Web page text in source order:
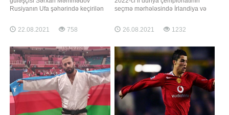
Rusiyanın Ufa şəhərində keçirilən
final görüşünə çıxıb. 130 kq çəki
dərəcəsində mübarizə aparan
üz-üzə gəlib. Rəqibinə 1:3 hesabı
ilə məğlub olan Məmmədov gümüş
medalla kifayətlənib. 5
22.08.2021 758
seçmə mərhələsində İrlandiya və
yoldaşlıq matçına heyəti bəlli olub.
xəbər verir ki, baş məşqçi Fernandu
edib. Onların arasında İtaliyanın
"Yuventus" klubunda
26.08.2021 1232